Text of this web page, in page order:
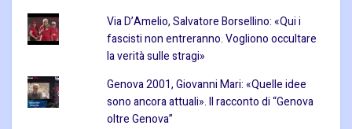
Via D’Amelio, Salvatore Borsellino: «Qui i
fascisti non entreranno. Vogliono occultare
la verità sulle stragi»
Genova 2001, Giovanni Mari: «Quelle idee
sono ancora attuali». Il racconto di “Genova
oltre Genova”